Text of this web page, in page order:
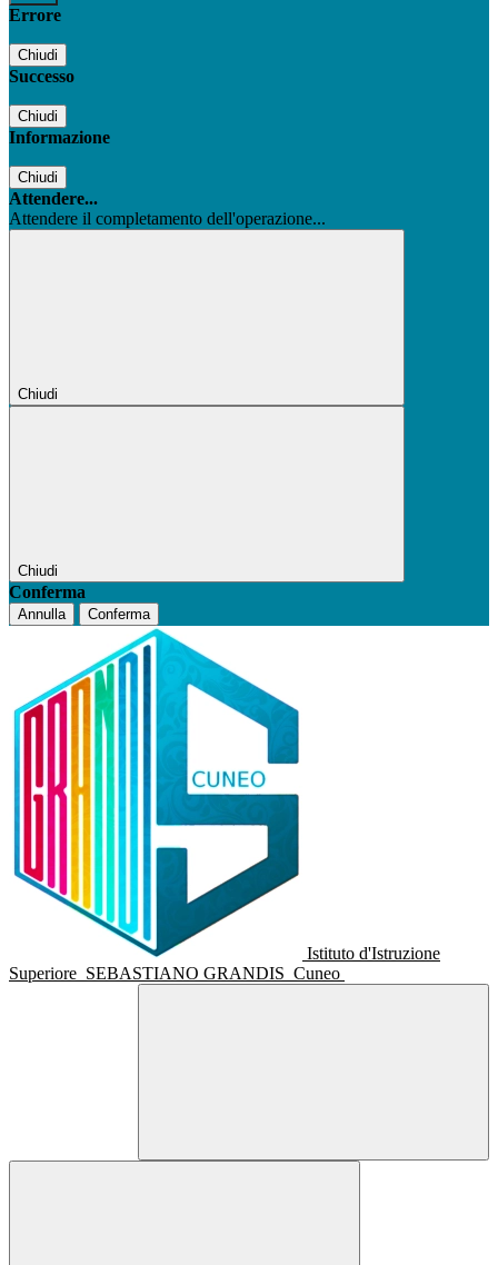
Errore
Chiudi
Successo
Chiudi
Informazione
Chiudi
Attendere...
Attendere il completamento dell'operazione...
Chiudi
Chiudi
Conferma
Annulla Conferma
Istituto d'Istruzione
Superiore SEBASTIANO GRANDIS Cuneo